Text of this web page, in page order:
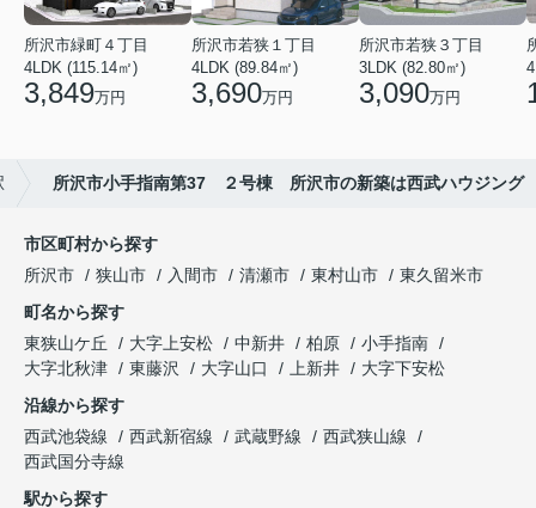
所沢市緑町４丁目
4LDK (115.14㎡)
3,849万円
所沢市若狭１丁目
4LDK (89.84㎡)
3,690万円
所沢市若狭３丁目
3LDK (82.80㎡)
3,090万円
所沢市小手指南第37 ２号棟 所沢市の新築は西武ハウジング
市区町村から探す
所沢市
狭山市 入間市 清瀬市 東村山市
東久留米市
町名から探す
東狭山ケ丘
大字上安松 中新井 柏原
小手指南
大字北秋津
東藤沢 大字山口 上新井
大字下安松
沿線から探す
西武池袋線
西武新宿線 武蔵野線
西武狭山線
西武国分寺線
駅から探す